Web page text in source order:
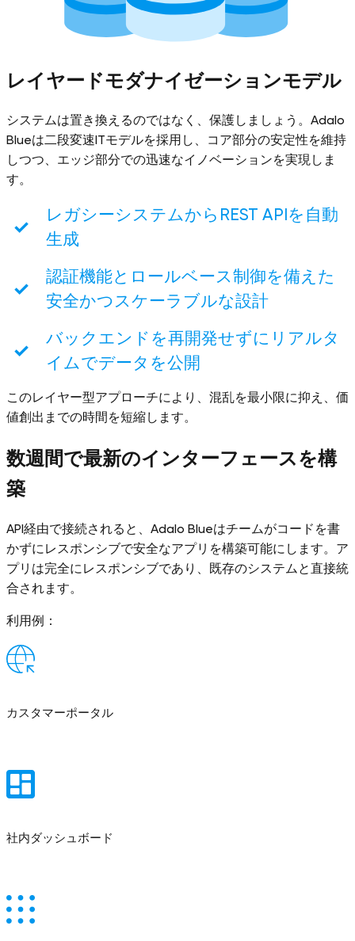
レイヤードモダナイゼーションモデル
システムは置き換えるのではなく、保護しましょう。Adalo
Blueは二段変速ITモデルを採用し、コア部分の安定性を維持
しつつ、エッジ部分での迅速なイノベーションを実現しま
す。
レガシーシステムからREST APIを自動
生成
認証機能とロールベース制御を備えた
安全かつスケーラブルな設計
バックエンドを再開発せずにリアルタ
イムでデータを公開
このレイヤー型アプローチにより、混乱を最小限に抑え、価
値創出までの時間を短縮します。
数週間で最新のインターフェースを構
築
API経由で接続されると、Adalo Blueはチームがコードを書
かずにレスポンシブで安全なアプリを構築可能にします。ア
プリは完全にレスポンシブであり、既存のシステムと直接統
合されます。
利用例：
カスタマーポータル
社内ダッシュボード